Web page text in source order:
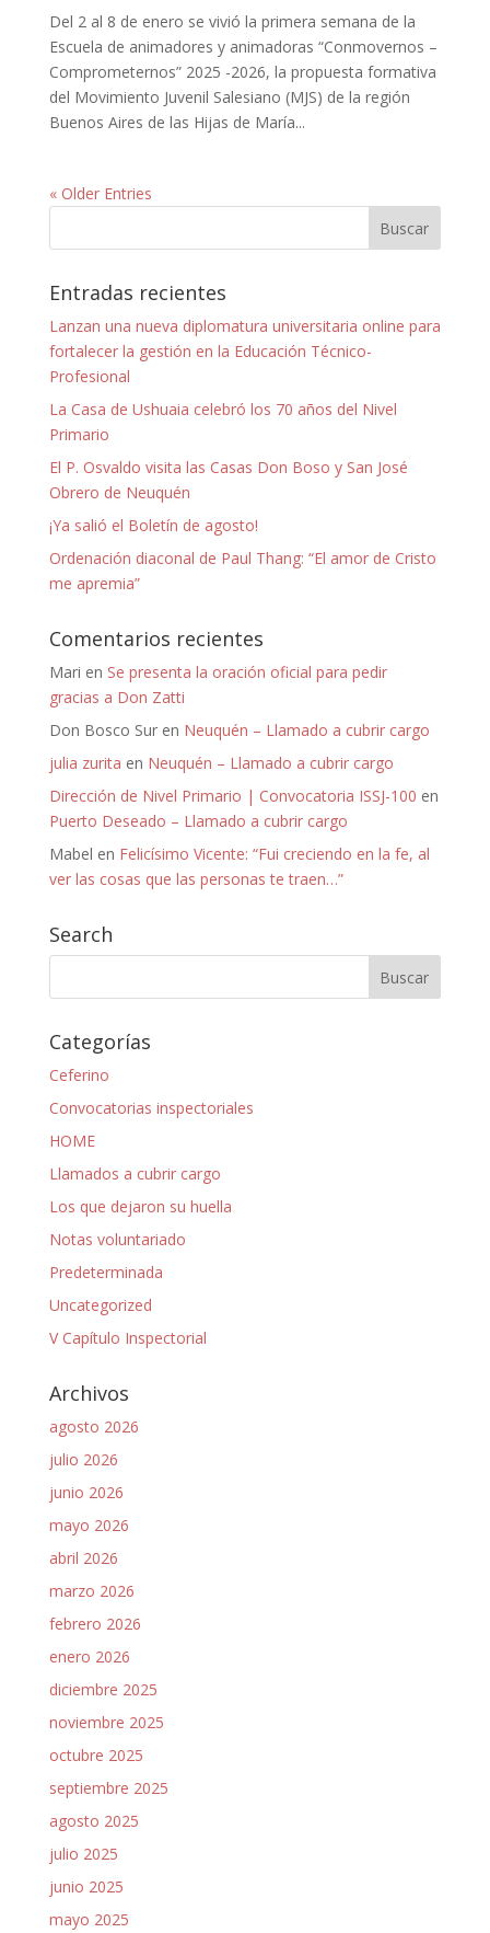
Del 2 al 8 de enero se vivió la primera semana de la
Escuela de animadores y animadoras “Conmovernos –
Comprometernos” 2025 -2026, la propuesta formativa
del Movimiento Juvenil Salesiano (MJS) de la región
Buenos Aires de las Hijas de María...
« Older Entries
Entradas recientes
Lanzan una nueva diplomatura universitaria online para
fortalecer la gestión en la Educación Técnico-
Profesional
La Casa de Ushuaia celebró los 70 años del Nivel
Primario
El P. Osvaldo visita las Casas Don Boso y San José
Obrero de Neuquén
¡Ya salió el Boletín de agosto!
Ordenación diaconal de Paul Thang: “El amor de Cristo
me apremia”
Comentarios recientes
Mari en Se presenta la oración oficial para pedir
gracias a Don Zatti
Don Bosco Suren Neuquén – Llamado a cubrir cargo
julia zurita en Neuquén – Llamado a cubrir cargo
Dirección de Nivel Primario | Convocatoria ISSJ-100 en
Puerto Deseado – Llamado a cubrir cargo
Mabel en Felicísimo Vicente: “Fui creciendo en la fe, al
ver las cosas que las personas te traen…”
Search
Categorías
Ceferino
Convocatorias inspectoriales
HOME
Llamados a cubrir cargo
Los que dejaron su huella
Notas voluntariado
Predeterminada
Uncategorized
V Capítulo Inspectorial
Archivos
agosto 2026
julio 2026
junio 2026
mayo 2026
abril 2026
marzo 2026
febrero 2026
enero 2026
diciembre 2025
noviembre 2025
octubre 2025
septiembre 2025
agosto 2025
julio 2025
junio 2025
mayo 2025